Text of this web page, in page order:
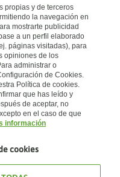
propias y de terceros
la navegación en
mostrarte publicidad
a un perfil elaborado
páginas visitadas), para
opiniones de los
administrar o
de Cookies.
Política de cookies.
que has leído y
de aceptar, no
en el caso de que
información
cookies